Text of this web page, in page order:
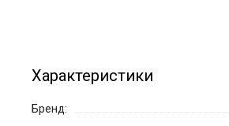
Характеристики
Бренд: